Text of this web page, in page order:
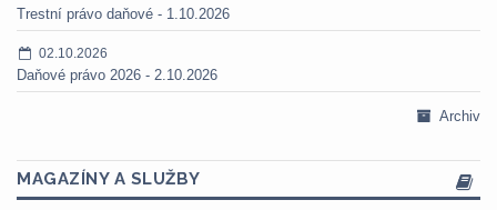
Trestní právo daňové - 1.10.2026
02.10.2026
Daňové právo 2026 - 2.10.2026
Archiv
MAGAZÍNY A SLUŽBY